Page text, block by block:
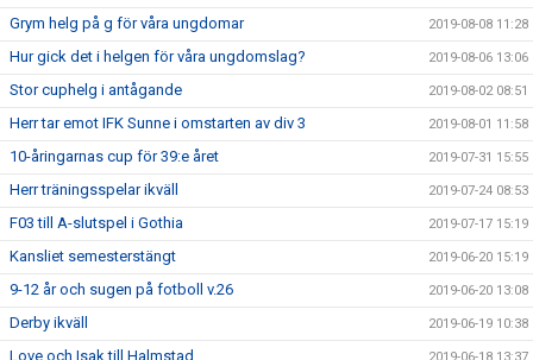
Grym helg på g för våra ungdomar 2019-08-08 11:28
Hur gick det i helgen för våra ungdomslag? 2019-08-06 13:06
Stor cuphelg i antågande 2019-08-02 08:51
Herr tar emot IFK Sunne i omstarten av div 3 2019-08-01 11:58
10-åringarnas cup för 39:e året 2019-07-31 15:55
Herr träningsspelar ikväll 2019-07-24 08:53
F03 till A-slutspel i Gothia 2019-07-17 15:19
Kansliet semesterstängt 2019-06-20 15:19
9-12 år och sugen på fotboll v.26 2019-06-20 13:08
Derby ikväll 2019-06-19 10:38
Love och Isak till Halmstad